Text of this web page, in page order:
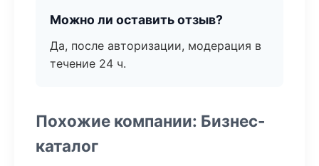
Можно ли оставить отзыв?
Да, после авторизации, модерация в
течение 24 ч.
Похожие компании: Бизнес-
каталог